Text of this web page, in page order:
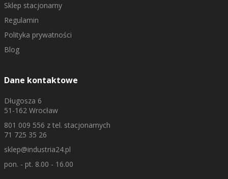
Sklep stacjonarny
Regulamin
Polityka prywatności
Blog
Dane kontaktowe
Długosza 6
51-162 Wrocław
801 009 556 z tel. stacjonarnych
71 725 35 26
sklep@industria24.pl
pon. - pt. 8.00 - 16.00